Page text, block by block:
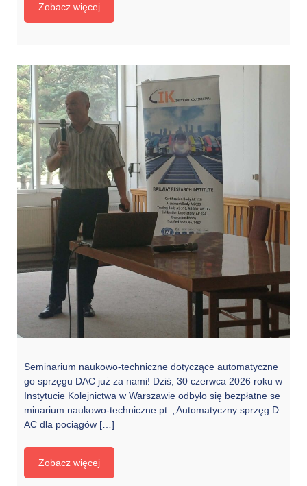
Zobacz więcej
Seminarium naukowo-techniczne dotyczące automatyczne
go sprzęgu DAC już za nami! Dziś, 30 czerwca 2026 roku w
Instytucie Kolejnictwa w Warszawie odbyło się bezpłatne se
minarium naukowo-techniczne pt. „Automatyczny sprzęg D
AC dla pociągów […]
Zobacz więcej